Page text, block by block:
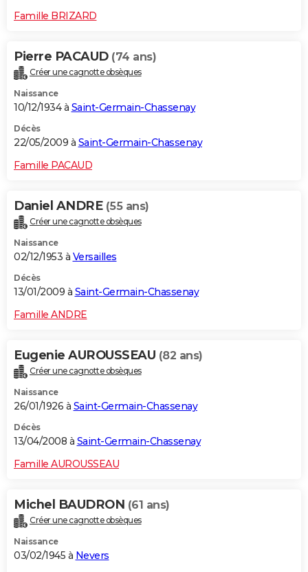
Famille BRIZARD
Pierre PACAUD (74 ans)
Créer une cagnotte obsèques
Naissance
10/12/1934 à Saint-Germain-Chassenay
Décès
22/05/2009 à Saint-Germain-Chassenay
Famille PACAUD
Daniel ANDRE (55 ans)
Créer une cagnotte obsèques
Naissance
02/12/1953 à Versailles
Décès
13/01/2009 à Saint-Germain-Chassenay
Famille ANDRE
Eugenie AUROUSSEAU (82 ans)
Créer une cagnotte obsèques
Naissance
26/01/1926 à Saint-Germain-Chassenay
Décès
13/04/2008 à Saint-Germain-Chassenay
Famille AUROUSSEAU
Michel BAUDRON (61 ans)
Créer une cagnotte obsèques
Naissance
03/02/1945 à Nevers